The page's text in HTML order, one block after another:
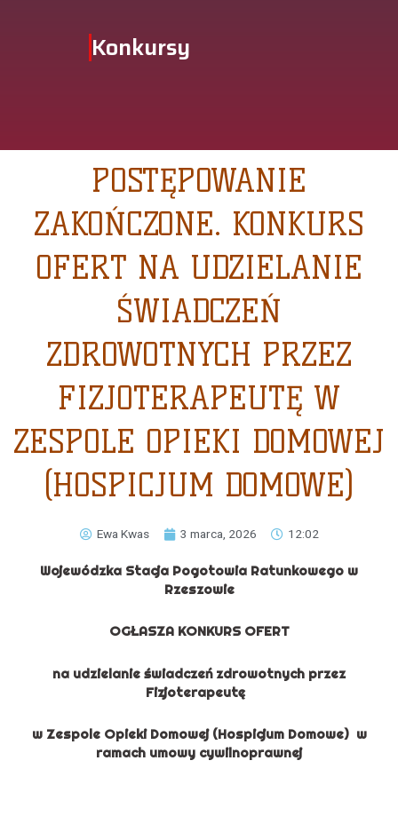
Konkursy
POSTĘPOWANIE
ZAKOŃCZONE. KONKURS
OFERT NA UDZIELANIE
ŚWIADCZEŃ
ZDROWOTNYCH PRZEZ
FIZJOTERAPEUTĘ W
ZESPOLE OPIEKI DOMOWEJ
(HOSPICJUM DOMOWE)
Ewa Kwas 3 marca, 2026 12:02
Wojewódzka Stacja Pogotowia Ratunkowego w
Rzeszowie
OGŁASZA KONKURS OFERT
na udzielanie świadczeń zdrowotnych przez
Fizjoterapeutę
w Zespole Opieki Domowej (Hospicjum Domowe) w
ramach umowy cywilnoprawnej